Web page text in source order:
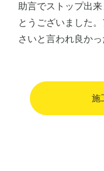
助言でストップ出
とうございました
さいと言われ良かっ
施